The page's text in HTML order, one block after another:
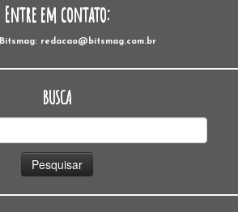
Entre em contato:
redacao@bitsmag.com.br
BUSCA